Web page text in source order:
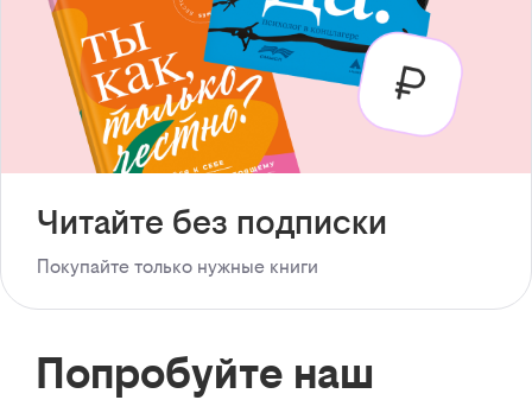
Читайте без подписки
Покупайте только нужные книги
Попробуйте наш